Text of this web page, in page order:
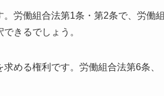
労働組合法第1条・第2条で、労働組
きるでしょう。
める権利です。労働組合法第6条、